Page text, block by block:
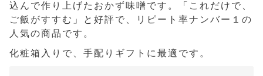
込んで作り上げたおかず味噌です。「これだけで、
ご飯がすすむ」と好評で、リピート率ナンバー１の
人気の商品です。
化粧箱入りで、手配りギフトに最適です。